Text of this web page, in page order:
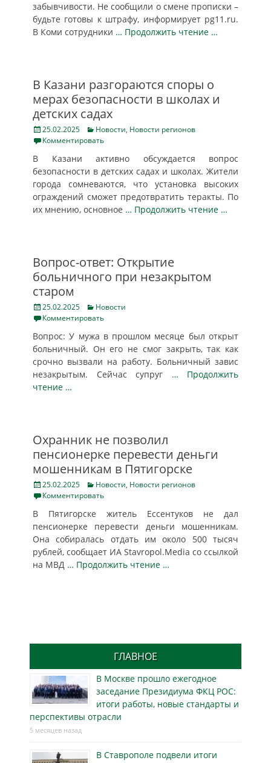
забывчивости. Не сообщили о смене прописки –
будьте готовы к штрафу, информирует pg11.ru.
В Коми сотрудники … Продолжить чтение …
В Казани разгораются споры о
мерах безопасности в школах и
детских садах
Posted
on
25.02.2025 Categories
Новости, Новости регионов
Комментировать
В Казани активно обсуждается вопрос
безопасности в детских садах и школах. Жители
города сомневаются, что установка высоких
ограждений сможет предотвратить теракты. По
их мнению, основное … Продолжить чтение …
Вопрос-ответ: Открытие
больничного при незакрытом
старом
Posted
on
25.02.2025 Categories
Новости
Комментировать
Вопрос: У мужа в прошлом месяце был открыт
больничный. Он его не смог закрыть, так как
срочно вызвали на работу. Больничный завис
незакрытым. Сейчас супруг … Продолжить
чтение …
Охранник не позволил
пенсионерке перевести деньги
мошенникам в Пятигорске
Posted
on
25.02.2025 Categories
Новости, Новости регионов
Комментировать
В Пятигорске житель Ессентуков не дал
пенсионерке перевести деньги мошенникам.
Она собиралась отдать им около 500 тысяч
рублей, сообщает ИА Stavropol.Media со ссылкой
на МВД … Продолжить чтение …
ГЛАВНОЕ
В Москве прошло ежегодное
заседание Президиума ФКЦ РОС:
итоги работы, новые стандарты и
перспективы отрасли
5 месяцев назад
В Ставрополе подвели итоги